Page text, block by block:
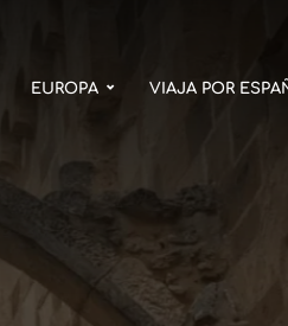
EUROPA VIAJA POR